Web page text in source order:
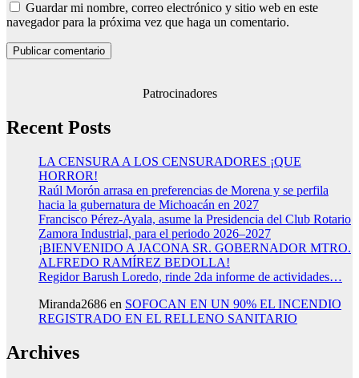
Guardar mi nombre, correo electrónico y sitio web en este
navegador para la próxima vez que haga un comentario.
Patrocinadores
Recent Posts
LA CENSURA A LOS CENSURADORES ¡QUE
HORROR!
Raúl Morón arrasa en preferencias de Morena y se perfila
hacia la gubernatura de Michoacán en 2027
Francisco Pérez-Ayala, asume la Presidencia del Club Rotario
Zamora Industrial, para el periodo 2026–2027
¡BIENVENIDO A JACONA SR. GOBERNADOR MTRO.
ALFREDO RAMÍREZ BEDOLLA!
Regidor Barush Loredo, rinde 2da informe de actividades…
Miranda2686 en SOFOCAN EN UN 90% EL INCENDIO
REGISTRADO EN EL RELLENO SANITARIO
Archives